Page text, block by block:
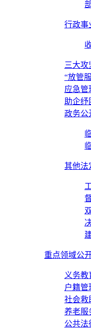
行政事
三大攻
“放管
应急管
助企纾
政务公
其他法
重点领域公
义务教
户籍管
社会救
养老服
公共法